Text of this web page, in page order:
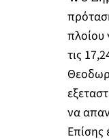
πλοίου
τις
να
Επίσης